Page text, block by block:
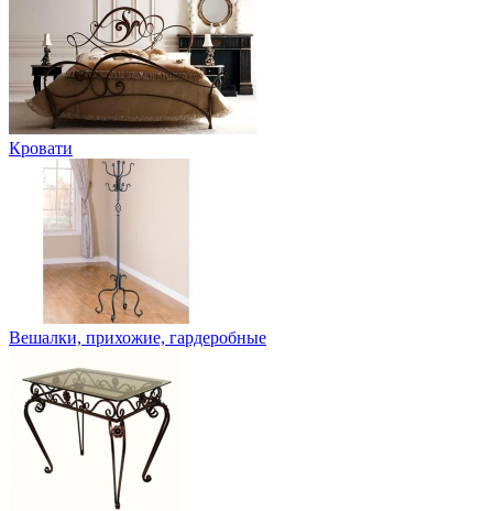
Кровати
Вешалки, прихожие, гардеробные